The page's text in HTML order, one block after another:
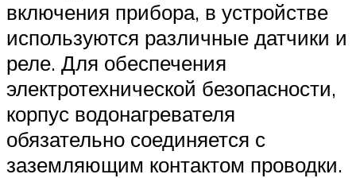
включения прибора, в устройстве
используются различные датчики и
реле. Для обеспечения
электротехнической безопасности,
корпус водонагревателя
обязательно соединяется с
заземляющим контактом проводки.